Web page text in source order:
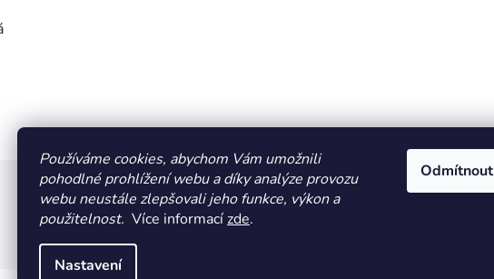
Používáme cookies, abychom Vám umožnili
pohodlné prohlížení webu a díky analýze provozu
webu neustále zlepšovali jeho funkce, výkon a
použitelnost. Více informacízde.
Nastavení
Odmítnout
HOMOLA-shop.cz